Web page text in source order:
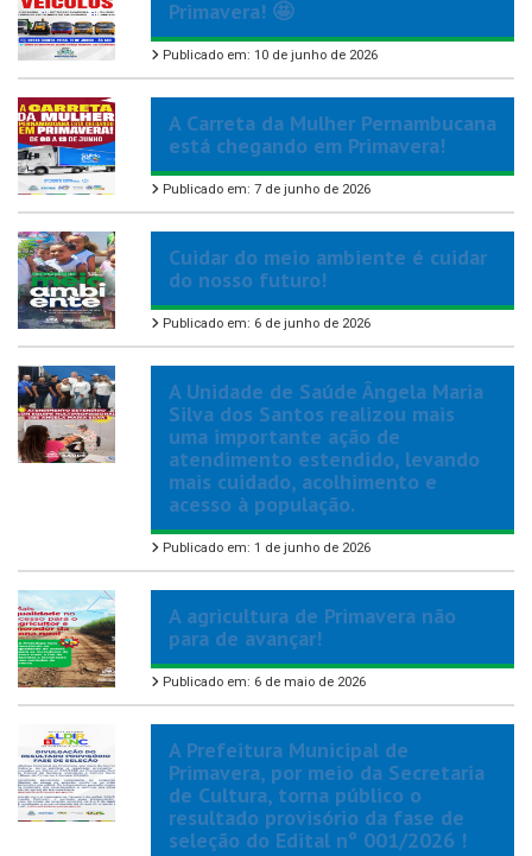
Primavera! 🤩
Publicado em: 10 de junho de 2026
A Carreta da Mulher Pernambucana
está chegando em Primavera!
Publicado em: 7 de junho de 2026
Cuidar do meio ambiente é cuidar
do nosso futuro!
Publicado em: 6 de junho de 2026
A Unidade de Saúde Ângela Maria
Silva dos Santos realizou mais
uma importante ação de
atendimento estendido, levando
mais cuidado, acolhimento e
acesso à população.
Publicado em: 1 de junho de 2026
A agricultura de Primavera não
para de avançar!
Publicado em: 6 de maio de 2026
A Prefeitura Municipal de
Primavera, por meio da Secretaria
de Cultura, torna público o
resultado provisório da fase de
seleção do Edital nº 001/2026 !